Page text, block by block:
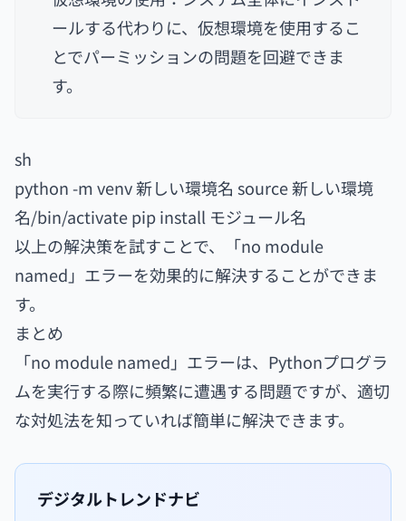
ールする代わりに、仮想環境を使用するこ
とでパーミッションの問題を回避できま
す。
sh
python -m venv 新しい環境名 source 新しい環境
名/bin/activate pip install モジュール名
以上の解決策を試すことで、「no module
named」エラーを効果的に解決することができま
す。
まとめ
「no module named」エラーは、Pythonプログラ
ムを実行する際に頻繁に遭遇する問題ですが、適切
な対処法を知っていれば簡単に解決できます。
デジタルトレンドナビ